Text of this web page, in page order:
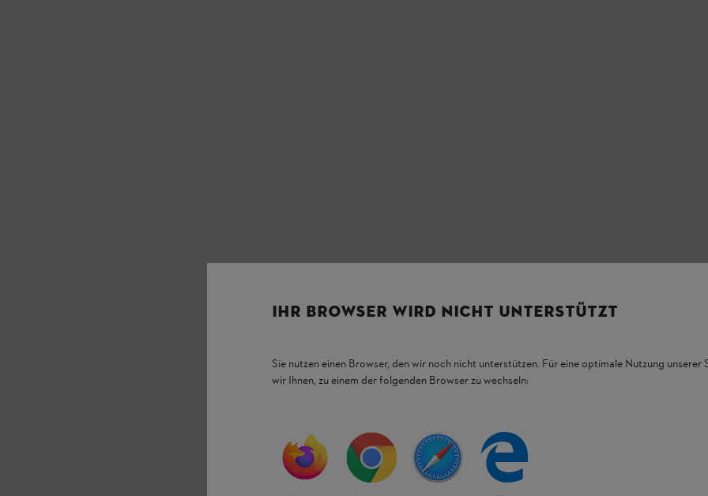
IHR BROWSER WIRD NICHT UNTERSTÜTZT
Sie nutzen einen Browser, den wir noch nicht unterstützen. Für eine optimale Nutzung unserer
wir Ihnen, zu einem der folgenden Browser zu wechseln: